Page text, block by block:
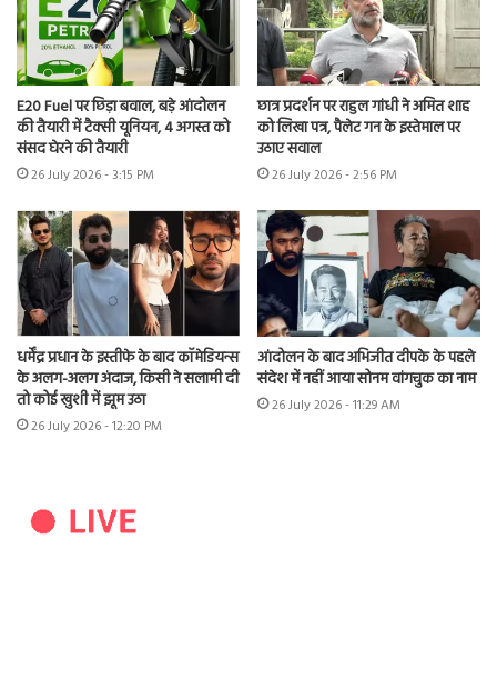
E20 Fuel पर छिड़ा बवाल, बड़े आंदोलन
की तैयारी में टैक्सी यूनियन, 4 अगस्त को
संसद घेरने की तैयारी
26 July 2026 - 3:15 PM
छात्र प्रदर्शन पर राहुल गांधी ने अमित शाह
को लिखा पत्र, पैलेट गन के इस्तेमाल पर
उठाए सवाल
26 July 2026 - 2:56 PM
धर्मेंद्र प्रधान के इस्तीफे के बाद कॉमेडियन्स
के अलग-अलग अंदाज, किसी ने सलामी दी
तो कोई खुशी में झूम उठा
26 July 2026 - 12:20 PM
आंदोलन के बाद अभिजीत दीपके के पहले
संदेश में नहीं आया सोनम वांगचुक का नाम
26 July 2026 - 11:29 AM